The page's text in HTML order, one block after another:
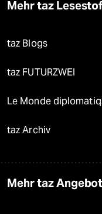
Mehr taz
taz Blogs
taz FUTURZWEI
Le Monde
taz Archiv
Mehr taz